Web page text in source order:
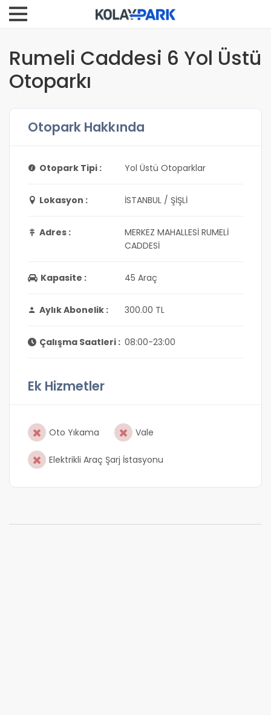
Rumeli Caddesi 6 Yol Üstü
Otoparkı
Otopark Hakkında
Otopark Tipi : Yol Üstü Otoparklar
Lokasyon : İSTANBUL / ŞİŞLİ
Adres :
MERKEZ MAHALLESİ RUMELİ
CADDESİ
Kapasite : 45 Araç
Aylık Abonelik : 300.00 TL
Çalışma Saatleri : 08:00-23:00
Ek Hizmetler
Oto Yıkama Vale
Elektrikli Araç Şarj İstasyonu